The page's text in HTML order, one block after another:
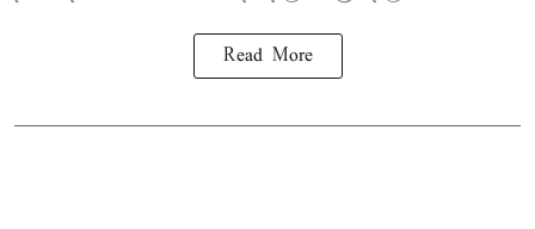
Read More